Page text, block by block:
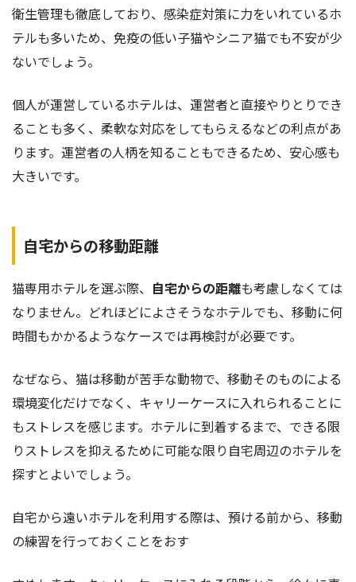
衛生管理も徹底しており、感染症対策に力をいれているホ
テルも多いため、免疫の低い子猫やシニア猫でも不安が少
ないでしょう。
個人が運営しているホテルは、運営者と直接やりとりでき
ることも多く、柔軟な対応をしてもらえるなどの利点があ
ります。運営者の人柄を知ることもできるため、安心感も
大きいです。
自宅からの移動距離
猫専用ホテルを選ぶ際、 自宅からの距離も考慮しなくては
なりません。どれほどによさそうなホテルでも、移動に何
時間もかかるようなケースでは再検討が必要です。
なぜなら、猫は移動が苦手な動物で、移動そのものによる
環境変化だけでなく、キャリーケースに入れられることに
もストレスを感じます。ホテルに到着するまで、できる限
りストレスを抑えるために可能な限り自宅周辺のホテルを
探すとよいでしょう。
自宅から遠いホテルを利用する際は、預ける前から、移動
の練習を行っておくことをおす